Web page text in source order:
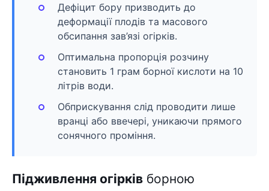
Дефіцит бору призводить до
деформації плодів та масового
обсипання зав’язі огірків.
Оптимальна пропорція розчину
становить 1 грам борної кислоти на 10
літрів води.
Обприскування слід проводити лише
вранці або ввечері, уникаючи прямого
сонячного проміння.
Підживлення огірків борною